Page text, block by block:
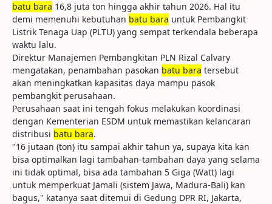
batu bara 16,8 juta ton hingga akhir tahun 2026. Hal itu
demi memenuhi kebutuhan batu bara untuk Pembangkit
Listrik Tenaga Uap (PLTU) yang sempat terkendala beberapa
waktu lalu.
Direktur Manajemen Pembangkitan PLN Rizal Calvary
mengatakan, penambahan pasokan batu bara tersebut
akan meningkatkan kapasitas daya mampu pasok
pembangkit perusahaan.
Perusahaan saat ini tengah fokus melakukan koordinasi
dengan Kementerian ESDM untuk memastikan kelancaran
distribusi batu bara.
"16 jutaan (ton) itu sampai akhir tahun ya, supaya kita kan
bisa optimalkan lagi tambahan-tambahan daya yang selama
ini tidak optimal, bisa ada tambahan 5 Giga (Watt) lagi
untuk memperkuat Jamali (sistem Jawa, Madura-Bali) kan
bagus," katanya saat ditemui di Gedung DPR RI, Jakarta,